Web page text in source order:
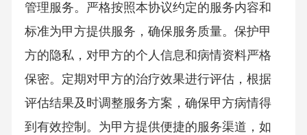
管理服务。严格按照本协议约定的服务内容和
标准为甲方提供服务，确保服务质量。保护甲
方的隐私，对甲方的个人信息和病情资料严格
保密。定期对甲方的治疗效果进行评估，根据
评估结果及时调整服务方案，确保甲方病情得
到有效控制。为甲方提供便捷的服务渠道，如